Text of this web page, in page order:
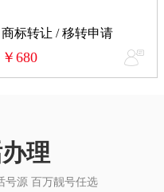
商标转让 / 移转申请
￥680
理
号源 百万靓号任选